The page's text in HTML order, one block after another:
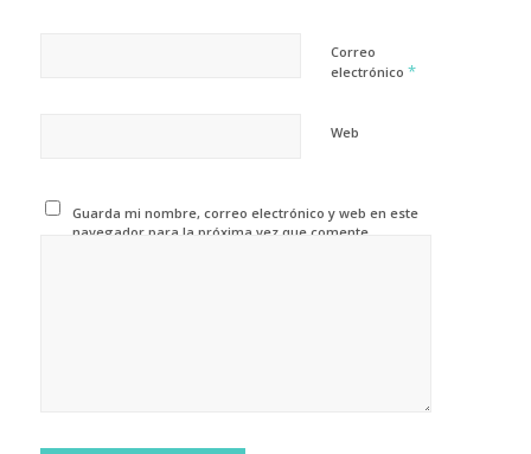
Correo
electrónico *
Web
Guarda mi nombre, correo electrónico y web en este
navegador para la próxima vez que comente.